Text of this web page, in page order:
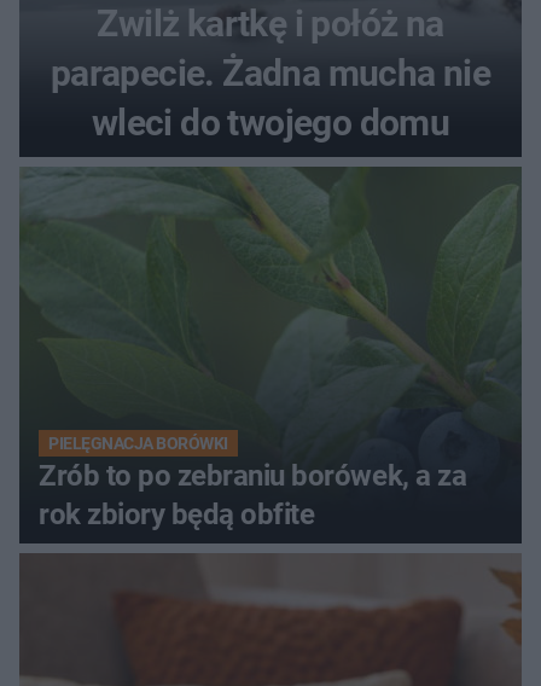
Zwilż kartkę i połóż na
parapecie. Żadna mucha nie
wleci do twojego domu
PIELĘGNACJA BORÓWKI
Zrób to po zebraniu borówek, a za
rok zbiory będą obfite